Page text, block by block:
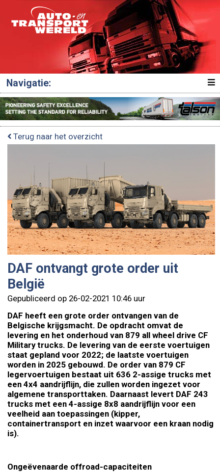
Navigatie:
Terug naar het overzicht
DAF ontvangt grote order uit
België
Gepubliceerd op 26-02-2021 10:46 uur
DAF heeft een grote order ontvangen van de
Belgische krijgsmacht. De opdracht omvat de
levering en het onderhoud van 879 all wheel drive CF
Military trucks. De levering van de eerste voertuigen
staat gepland voor 2022; de laatste voertuigen
worden in 2025 gebouwd. De order van 879 CF
legervoertuigen bestaat uit 636 2-assige trucks met
een 4x4 aandrijflijn, die zullen worden ingezet voor
algemene transporttaken. Daarnaast levert DAF 243
trucks met een 4-assige 8x8 aandrijflijn voor een
veelheid aan toepassingen (kipper,
containertransport en inzet waarvoor een kraan nodig
is).
Ongeëvenaarde offroad-capaciteiten